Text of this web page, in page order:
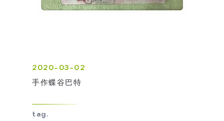
2020-03-02
手作蝶谷巴特
tag.